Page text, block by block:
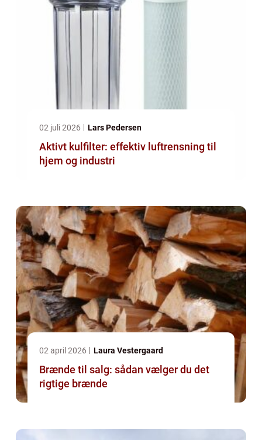
02 juli 2026 Lars Pedersen
Aktivt kulfilter: effektiv luftrensning til
hjem og industri
02 april 2026 Laura Vestergaard
Brænde til salg: sådan vælger du det
rigtige brænde